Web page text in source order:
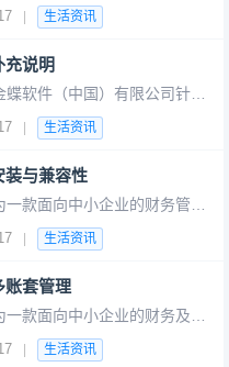
生活资讯
说明
生活资讯
装与兼容性
生活资讯
账套管理
生活资讯